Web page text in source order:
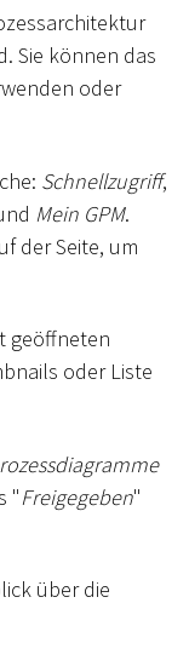
Sie können das
oder
Schnellzugriff,
Mein GPM.
der Seite, um
geöffneten
oder Liste
"Freigegeben"
über die